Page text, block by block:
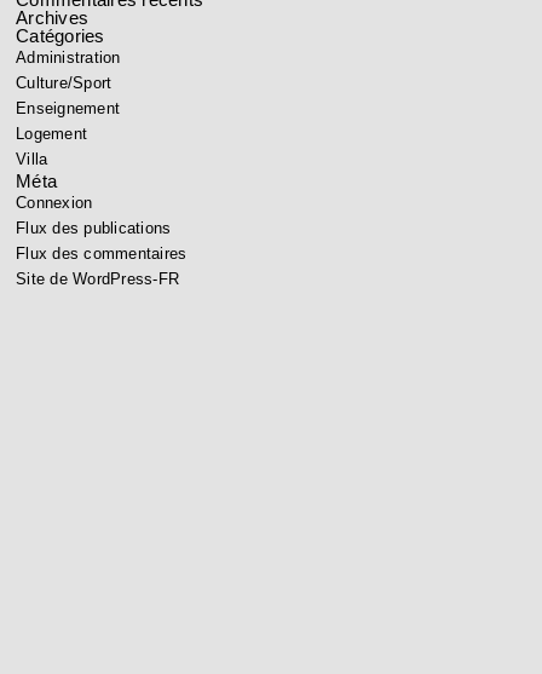
Archives
Catégories
Administration
Culture/Sport
Enseignement
Logement
Villa
Méta
Connexion
Flux des publications
Flux des commentaires
Site de WordPress-FR